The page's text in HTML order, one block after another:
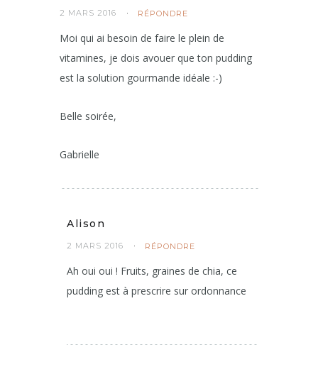
Charentaises
2 MARS 2016 RÉPONDRE
Moi qui ai besoin de faire le plein de
est la solution gourmande idéale :-)
Belle soirée,
Alison
2 MARS 2016 RÉPONDRE